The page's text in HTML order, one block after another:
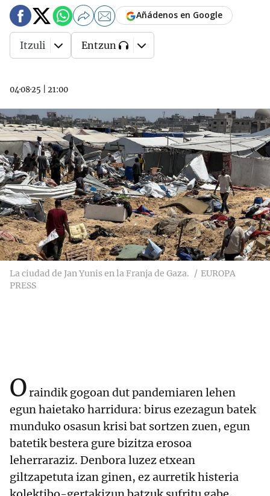
04·08·25 21:00
Añádenos en Google
Itzuli Entzun
La ciudad de Jan Yunis en la Franja de Gaza.
EUROPA
PRESS
Oraindik gogoan dut pandemiaren lehen
egun haietako harridura: birus ezezagun batek
munduko osasun krisi bat sortzen zuen, egun
batetik bestera gure bizitza erosoa
leherraraziz. Denbora luzez etxean
giltzapetuta izan ginen, ez aurretik histeria